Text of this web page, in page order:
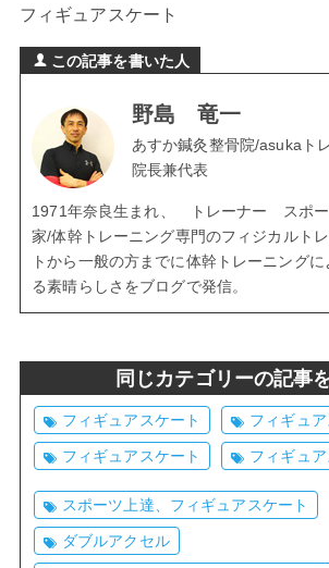
フィギュアスケート
この記事を書いた人
野島 竜一
あすか鍼灸整骨院/asukaト
院長兼代表
1971年奈良生まれ、 トレーナー スポー
家/体幹トレーニング専門のフィジカルト
トから一般の方までに体幹トレーニング
る素晴らしさをブログで発信。
同じカテゴリーの記事
フィギュアスケート フィギュア
フィギュアスケート フィギュア
スポーツ上達、フィギュアスケート
ダブルアクセル